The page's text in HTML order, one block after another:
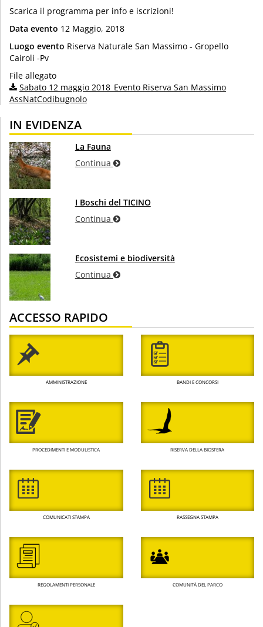
Scarica il programma per info e iscrizioni!
Data evento 12 Maggio, 2018
Luogo evento Riserva Naturale San Massimo - Gropello
Cairoli -Pv
File allegato
Sabato 12 maggio 2018_Evento Riserva San Massimo
AssNatCodibugnolo
IN EVIDENZA
La Fauna
Continua
I Boschi del TICINO
Continua
Ecosistemi e biodiversità
Continua
ACCESSO RAPIDO
AMMINISTRAZIONE BANDI E CONCORSI
PROCEDIMENTI E MODULISTICA RISERVA DELLA BIOSFERA
COMUNICATI STAMPA RASSEGNA STAMPA
REGOLAMENTI PERSONALE COMUNITÀ DEL PARCO